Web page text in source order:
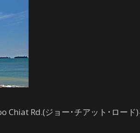
Chiat Rd.(ジョー･チアット･ロード